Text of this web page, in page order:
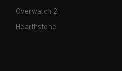
Overwatch 2
Hearthstone